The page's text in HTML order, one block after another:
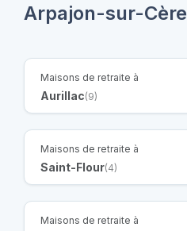
Arpajon-sur-Cère
Maisons de retraite à
Aurillac(9)
Maisons de retraite à
Saint-Flour(4)
Maisons de retraite à